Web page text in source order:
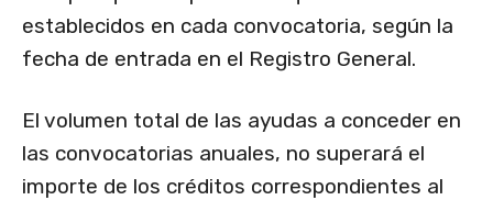
establecidos en cada convocatoria, según la
fecha de entrada en el Registro General.
El volumen total de las ayudas a conceder en
las convocatorias anuales, no superará el
importe de los créditos correspondientes al